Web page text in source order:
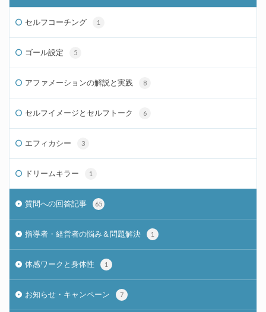
セルフコーチング 1
ゴール設定 5
アファメーションの解説と実践 8
セルフイメージとセルフトーク 6
エフィカシー 3
ドリームキラー 1
質問への回答記事 65
指導者・経営者の悩み＆問題解決 1
体感ワークと身体性 1
お知らせ・キャンペーン 7